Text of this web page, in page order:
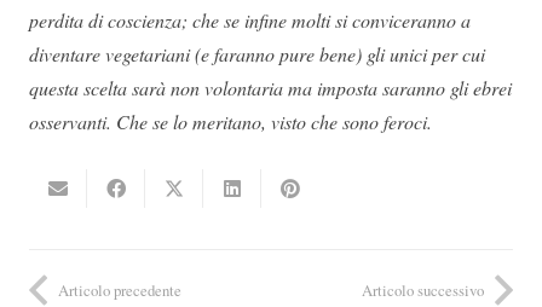
perdita di coscienza; che se infine molti si conviceranno a
diventare vegetariani (e faranno pure bene) gli unici per cui
questa scelta sarà non volontaria ma imposta saranno gli ebrei
osservanti. Che se lo meritano, visto che sono feroci.
Articolo precedente Articolo successivo